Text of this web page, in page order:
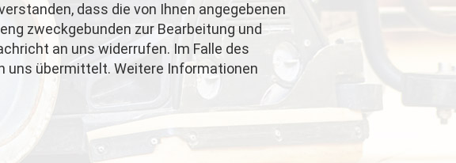
dass die von Ihnen angegebenen
zweckgebunden zur Bearbeitung und
an uns widerrufen. Im Falle des
uns übermittelt. Weitere Informationen